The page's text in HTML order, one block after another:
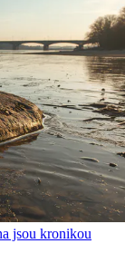
jsou kronikou